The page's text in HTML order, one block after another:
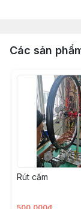
Tư vấn và Lập
chúng tôi sẽ
và mong muốn
chuyên môn và
Lựa chọn Phụ
loạt các phụ
tín như
cửa hàng
chọn màu sắc
nhân hoá.
Các sản
Rút căm